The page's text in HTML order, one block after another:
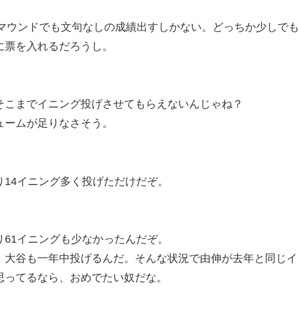
ウンドでも文句なしの成績出すしかない。どっちか少しでも
を入れるだろうし。
までイニング投げさせてもらえないんじゃね？
ムが足りなさそう。
イニング多く投げただけだぞ。
イニングも少なかったんだぞ。
谷も一年中投げるんだ。そんな状況で由伸が去年と同じイ
てるなら、おめでたい奴だな。